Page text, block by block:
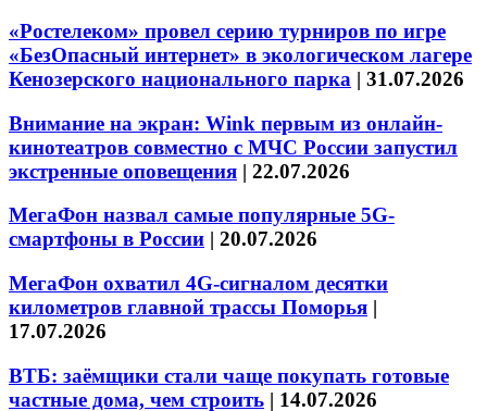
«Ростелеком» провел серию турниров по игре
«БезОпасный интернет» в экологическом лагере
Кенозерского национального парка | 31.07.2026
Внимание на экран: Wink первым из онлайн-
кинотеатров совместно с МЧС России запустил
экстренные оповещения | 22.07.2026
МегаФон назвал самые популярные 5G-
смартфоны в России | 20.07.2026
МегаФон охватил 4G-сигналом десятки
километров главной трассы Поморья |
17.07.2026
ВТБ: заёмщики стали чаще покупать готовые
частные дома, чем строить | 14.07.2026